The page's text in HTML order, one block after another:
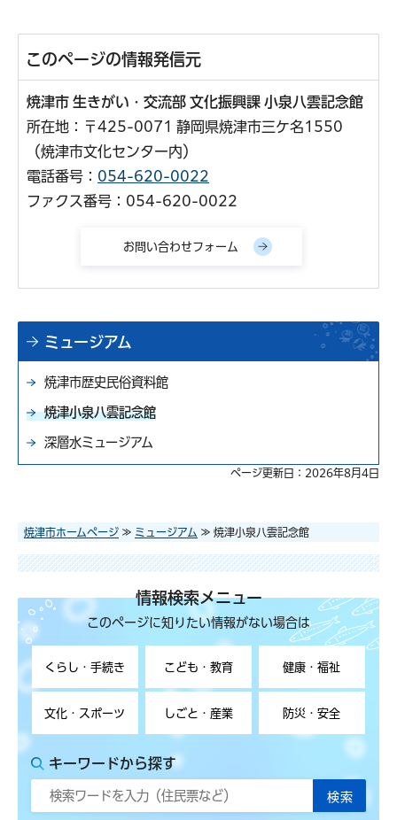
このページの情報発信元
焼津市 生きがい・交流部 文化振興課 小泉八雲記念館
所在地：〒425-0071 静岡県焼津市三ケ名1550
（焼津市文化センター内）
電話番号： 054-620-0022
ファクス番号：054-620-0022
ミュージアム
焼津市歴史民俗資料館
焼津小泉八雲記念館
深層水ミュージアム
ページ更新日：2026年8月4日
焼津市ホームページ ≫ ミュージアム ≫ 焼津小泉八雲記念館
情報検索メニュー
このページに知りたい情報がない場合は
くらし・手続き こども・教育 健康・福祉
文化・スポーツ しごと・産業 防災・安全
キーワードから探す